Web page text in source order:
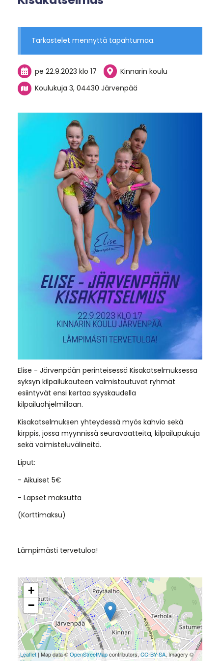
Tarkastelet mennyttä tapahtumaa.
pe 22.9.2023 klo 17
Kinnarin koulu
Koulukuja 3, 04430 Järvenpää
Elise - Järvenpään perinteisessä Kisakatselmuksessa
syksyn kilpailukauteen valmistautuvat ryhmät
esiintyvät ensi kertaa syyskaudella
kilpailuohjelmillaan.
Kisakatselmuksen yhteydessä myös kahvio sekä
kirppis, jossa myynnissä seuravaatteita, kilpailupukuja
sekä voimisteluvälineitä.
Liput:
- Aikuiset 5€
- Lapset maksutta
(Korttimaksu)
Lämpimästi tervetuloa!
+
−
Leaflet| Map data ©OpenStreetMapcontributors, CC-BY-SA, Imagery ©